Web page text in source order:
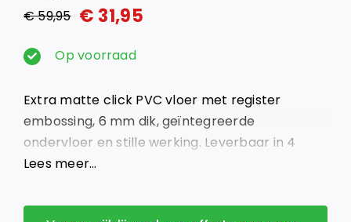
€59,95
Oorspronkelijke
prijs
€ 59,95.
€ 31,95
Huidige
prijs
€ 31,95.
Op voorraad
Extra matte click PVC vloer met register
embossing, 6 mm dik, geïntegreerde
ondervloer en stille werking. Leverbaar in 4
moderne eikenkleuren.
Lees meer…